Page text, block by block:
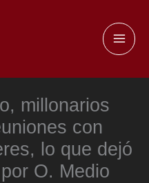
millonarios
con
lo que dejó
O. Medio